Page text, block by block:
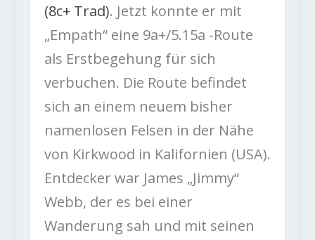
(8c+ Trad). Jetzt konnte er mit
„Empath“ eine 9a+/5.15a -Route
als Erstbegehung für sich
verbuchen. Die Route befindet
sich an einem neuem bisher
namenlosen Felsen in der Nähe
von Kirkwood in Kalifornien (USA).
Entdecker war James „Jimmy“
Webb, der es bei einer
Wanderung sah und mit seinen